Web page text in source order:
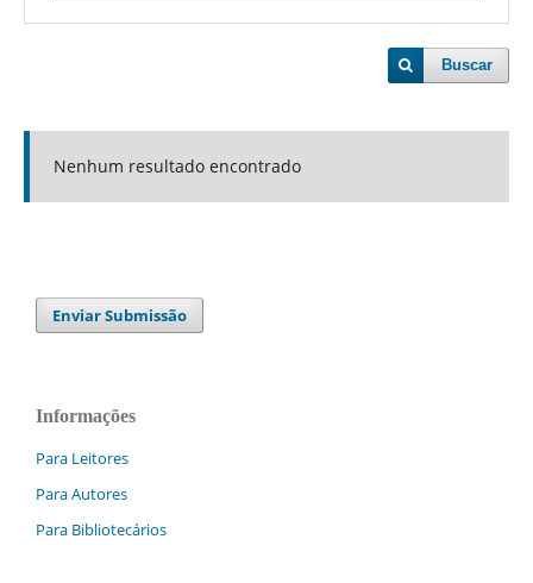
Buscar
Nenhum resultado encontrado
Enviar Submissão
Informações
Para Leitores
Para Autores
Para Bibliotecários